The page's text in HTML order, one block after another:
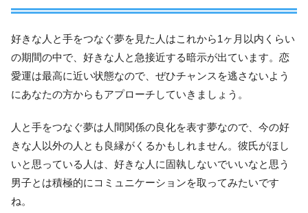
好きな人と手をつなぐ夢を見た人はこれから1ヶ月以内くらい
の期間の中で、好きな人と急接近する暗示が出ています。恋
愛運は最高に近い状態なので、ぜひチャンスを逃さないよう
にあなたの方からもアプローチしていきましょう。
人と手をつなぐ夢は人間関係の良化を表す夢なので、今の好
きな人以外の人とも良縁がくるかもしれません。彼氏がほし
いと思っている人は、好きな人に固執しないでいいなと思う
男子とは積極的にコミュニケーションを取ってみたいです
ね。